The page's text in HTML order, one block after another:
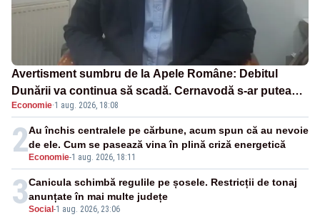
Avertisment sumbru de la Apele Române: Debitul
Dunării va continua să scadă. Cernavodă s-ar putea
închide în 4 zile
Economie·1 aug. 2026, 18:08
2 Economie-1 aug. 2026, 18:11
Au închis centralele pe cărbune, acum spun că au nevoie
de ele. Cum se pasează vina în plină criză energetică
3Social -1 aug. 2026, 23:06
Canicula schimbă regulile pe șosele. Restricții de tonaj
anunțate în mai multe județe